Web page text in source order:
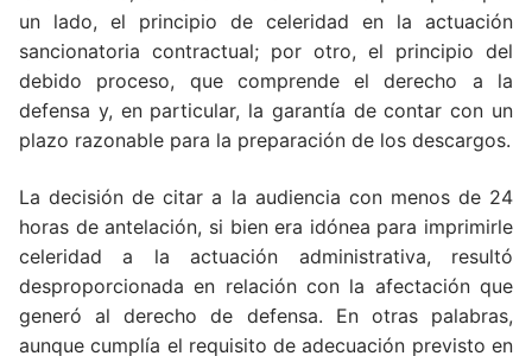
un lado, el principio de celeridad en la actuación
sancionatoria contractual; por otro, el principio del
debido proceso, que comprende el derecho a la
defensa y, en particular, la garantía de contar con un
plazo razonable para la preparación de los descargos.
La decisión de citar a la audiencia con menos de 24
horas de antelación, si bien era idónea para imprimirle
celeridad a la actuación administrativa, resultó
desproporcionada en relación con la afectación que
generó al derecho de defensa. En otras palabras,
aunque cumplía el requisito de adecuación previsto en